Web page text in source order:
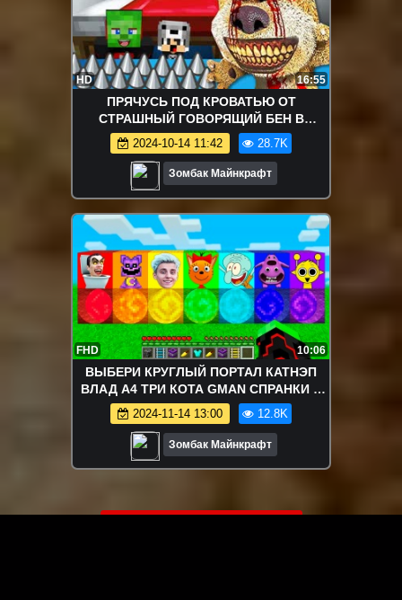
HD 16:55
ПРЯЧУСЬ ПОД КРОВАТЬЮ ОТ
СТРАШНЫЙ ГОВОРЯЩИЙ БЕН В
МАЙНКРАФТ
2024-10-14 11:42 28.7K
Зомбак Майнкрафт
FHD 10:06
ВЫБЕРИ КРУГЛЫЙ ПОРТАЛ КАТНЭП
ВЛАД А4 ТРИ КОТА GMAN СПРАНКИ В
МАЙНКРАФТ ЗОМБАК
2024-11-14 13:00 12.8K
Зомбак Майнкрафт